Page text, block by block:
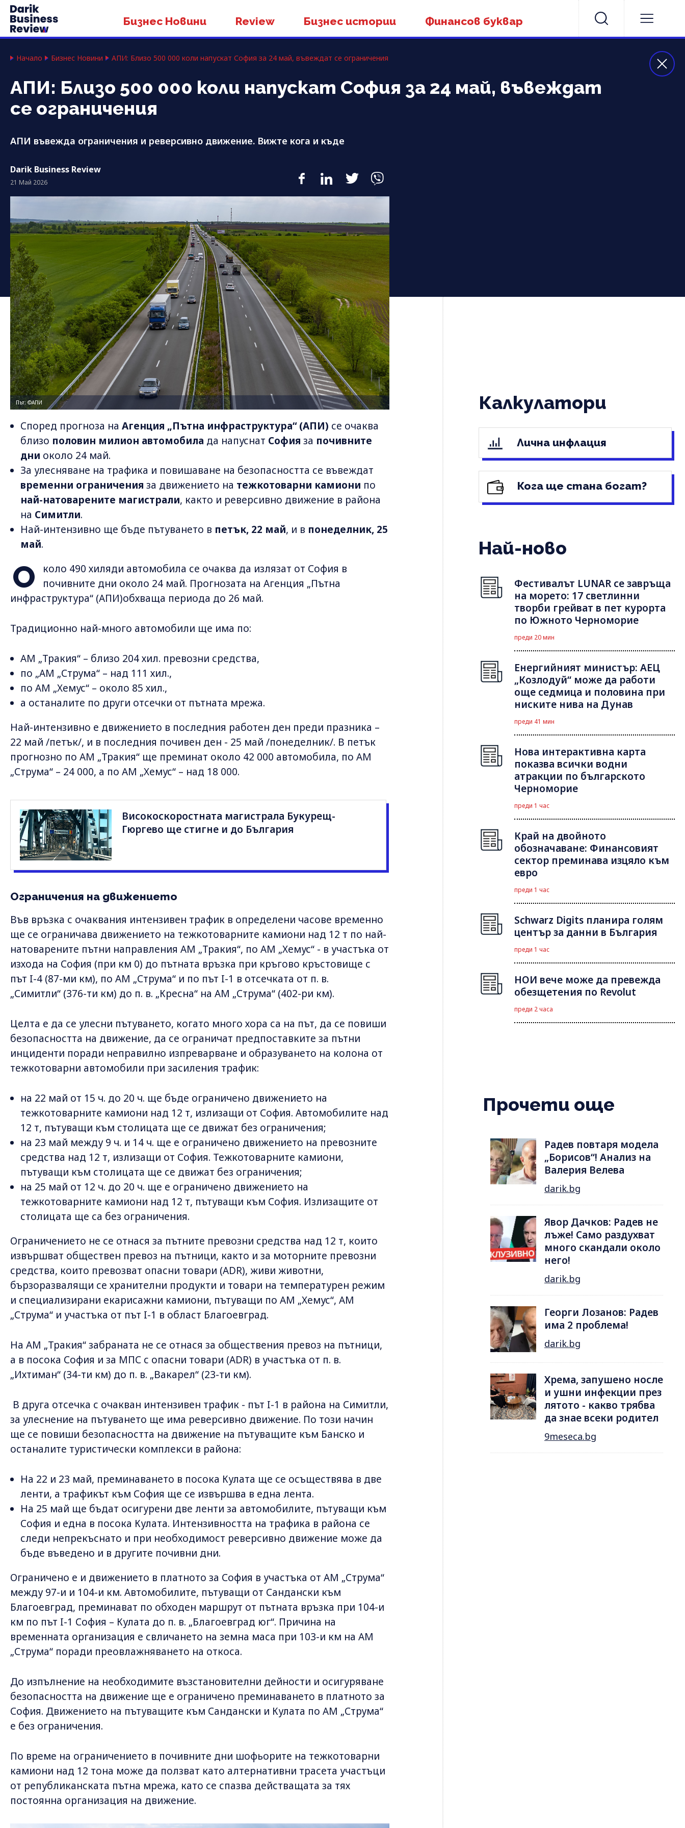
Бизнес Новини Review Бизнес истории Финансов буквар
Начало Бизнес Новини АПИ: Близо 500 000 коли напускат София за 24 май, въвеждат се ограничения
АПИ: Близо 500 000 коли напускат София за 24 май, въвеждат
се ограничения
АПИ въвежда ограничения и реверсивно движение. Вижте кога и къде
Darik Business Review
21 Май 2026
Път; ©АПИ
Според прогноза на Агенция „Пътна инфраструктура“ (АПИ) се очаква
близо половин милион автомобила да напуснат София за почивните
дни около 24 май.
За улесняване на трафика и повишаване на безопасността се въвеждат
временни ограничения за движението на тежкотоварни камиони по
най-натоварените магистрали, както и реверсивно движение в района
на Симитли.
Най-интензивно ще бъде пътуването в петък, 22 май, и в понеделник, 25
май.
О
коло 490 хиляди автомобила се очаква да излязат от София в
почивните дни около 24 май. Прогнозата на Агенция „Пътна
инфраструктура“ (АПИ)обхваща периода до 26 май.
Традиционно най-много автомобили ще има по:
АМ „Тракия“ – близо 204 хил. превозни средства,
по „АМ „Струма“ – над 111 хил.,
по АМ „Хемус“ – около 85 хил.,
а останалите по други отсечки от пътната мрежа.
Най-интензивно е движението в последния работен ден преди празника –
22 май /петък/, и в последния почивен ден - 25 май /понеделник/. В петък
прогнозно по АМ „Тракия“ ще преминат около 42 000 автомобила, по АМ
„Струма“ – 24 000, а по АМ „Хемус“ – над 18 000.
Високоскоростната магистрала Букурещ-
Гюргево ще стигне и до България
Ограничения на движението
Във връзка с очаквания интензивен трафик в определени часове временно
ще се ограничава движението на тежкотоварните камиони над 12 т по най-
натоварените пътни направления АМ „Тракия“, по АМ „Хемус“ - в участъка от
изхода на София (при км 0) до пътната връзка при кръгово кръстовище с
път I-4 (87-ми км), по АМ „Струма“ и по път I-1 в отсечката от п. в.
„Симитли“ (376-ти км) до п. в. „Кресна“ на АМ „Струма“ (402-ри км).
Целта е да се улесни пътуването, когато много хора са на път, да се повиши
безопасността на движение, да се ограничат предпоставките за пътни
инциденти поради неправилно изпреварване и образуването на колона от
тежкотоварни автомобили при засиления трафик:
на 22 май от 15 ч. до 20 ч. ще бъде ограничено движението на
тежкотоварните камиони над 12 т, излизащи от София. Автомобилите над
12 т, пътуващи към столицата ще се движат без ограничения;
на 23 май между 9 ч. и 14 ч. ще е ограничено движението на превозните
средства над 12 т, излизащи от София. Тежкотоварните камиони,
пътуващи към столицата ще се движат без ограничения;
на 25 май от 12 ч. до 20 ч. ще е ограничено движението на
тежкотоварните камиони над 12 т, пътуващи към София. Излизащите от
столицата ще са без ограничения.
Ограничението не се отнася за пътните превозни средства над 12 т, които
извършват обществен превоз на пътници, както и за моторните превозни
средства, които превозват опасни товари (ADR), живи животни,
бързоразвалящи се хранителни продукти и товари на температурен режим
и специализирани екарисажни камиони, пътуващи по АМ „Хемус“, АМ
„Струма“ и участъка от път I-1 в област Благоевград.
На АМ „Тракия“ забраната не се отнася за обществения превоз на пътници,
а в посока София и за МПС с опасни товари (ADR) в участъка от п. в.
„Ихтиман“ (34-ти км) до п. в. „Вакарел“ (23-ти км).
В друга отсечка с очакван интензивен трафик - път I-1 в района на Симитли,
за улеснение на пътуването ще има реверсивно движение. По този начин
ще се повиши безопасността на движение на пътуващите към Банско и
останалите туристически комплекси в района:
На 22 и 23 май, преминаването в посока Кулата ще се осъществява в две
ленти, а трафикът към София ще се извършва в една лента.
На 25 май ще бъдат осигурени две ленти за автомобилите, пътуващи към
София и една в посока Кулата. Интензивността на трафика в района се
следи непрекъснато и при необходимост реверсивно движение може да
бъде въведено и в другите почивни дни.
Ограничено е и движението в платното за София в участъка от АМ „Струма“
между 97-и и 104-и км. Автомобилите, пътуващи от Сандански към
Благоевград, преминават по обходен маршрут от пътната връзка при 104-и
км по път I-1 София – Кулата до п. в. „Благоевград юг“. Причина на
временната организация е свличането на земна маса при 103-и км на АМ
„Струма“ поради преовлажняването на откоса.
До изпълнение на необходимите възстановителни дейности и осигуряване
безопасността на движение ще е ограничено преминаването в платното за
София. Движението на пътуващите към Сандански и Кулата по АМ „Струма“
е без ограничения.
По време на ограничението в почивните дни шофьорите на тежкотоварни
камиони над 12 тона може да ползват като алтернативни трасета участъци
от републиканската пътна мрежа, като се спазва действащата за тях
постоянна организация на движение.
Калкулатори
Лична инфлация
Кога ще стана богат?
Най-ново
Фестивалът LUNAR се завръща
на морето: 17 светлинни
творби грейват в пет курорта
по Южното Черноморие
преди 20 мин
Енергийният министър: АЕЦ
„Козлодуй“ може да работи
още седмица и половина при
ниските нива на Дунав
преди 41 мин
Нова интерактивна карта
показва всички водни
атракции по българското
Черноморие
преди 1 час
Край на двойното
обозначаване: Финансовият
сектор преминава изцяло към
евро
преди 1 час
Schwarz Digits планира голям
център за данни в България
преди 1 час
НОИ вече може да превежда
обезщетения по Revolut
преди 2 часа
Прочети още
Радев повтаря модела
„Борисов“! Анализ на
Валерия Велева
darik.bg
Явор Дачков: Радев не
лъже! Само раздухват
много скандали около
него!
darik.bg
Георги Лозанов: Радев
има 2 проблема!
darik.bg
Хрема, запушено носле
и ушни инфекции през
лятотo - какво трябва
да знае всеки родител
9meseca.bg